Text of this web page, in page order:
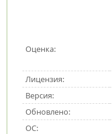
Оценка:
Лицензия:
Версия:
Обновлено:
ОС: